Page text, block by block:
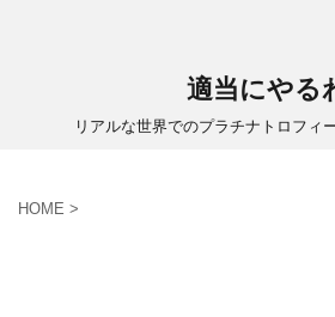
適当にやる
リアルな世界でのプラチナトロフィ
HOME >